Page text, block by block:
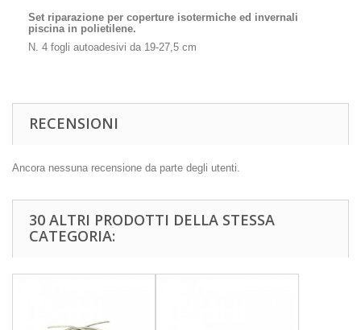
Set riparazione per coperture isotermiche ed invernali
piscina in polietilene.
N. 4 fogli autoadesivi da 19-27,5 cm
RECENSIONI
Ancora nessuna recensione da parte degli utenti.
30 ALTRI PRODOTTI DELLA STESSA
CATEGORIA: